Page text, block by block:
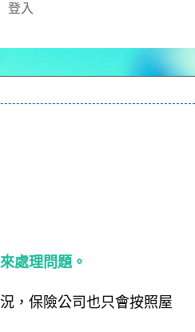
登入
處理問題。
，保險公司也只會按照屋